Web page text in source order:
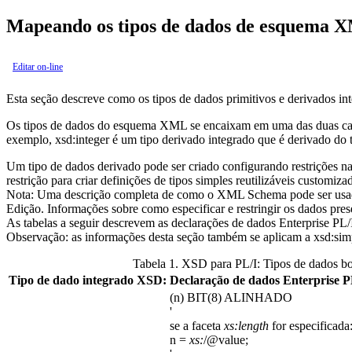
Mapeando os tipos de dados de esquema
Editar on-line
Esta seção descreve como os tipos de dados primitivos e derivados
Os tipos de dados do esquema XML se encaixam em uma das
exemplo, xsd:integer é um tipo derivado integrado que é derivado
Um tipo de dados derivado pode ser criado configurando restrições
restrição para criar definições de tipos simples reutilizáveis
Nota: Uma descrição completa de como o XML Schema pode ser
Edição. Informações sobre como especificar e restringir os dados
As tabelas a seguir descrevem as declarações de dados Enterprise
Observação: as informações desta seção também se aplicam a
Tabela 1. XSD para PL/I: Tipos de dados
Tipo de dado integrado XSD: Declaração de dados Enterprise
(n) BIT(8) ALINHADO
'
se a faceta xs:length for especificada:
n = xs:/@value;